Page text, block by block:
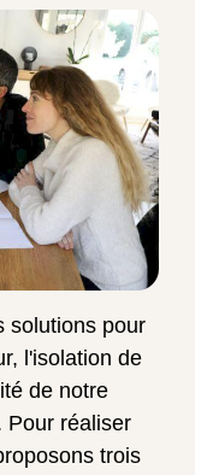
solutions pour
l'isolation de
de notre
Pour réaliser
trois